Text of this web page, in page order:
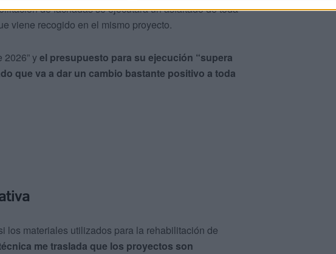
de fachadas se ejecutará un asfaltado de toda
viene recogido en el mismo proyecto.
2026” yel presupuesto para su ejecución “supera
que va a dar un cambio bastante positivo a toda
los materiales utilizados para la rehabilitación de
me traslada que los proyectos son